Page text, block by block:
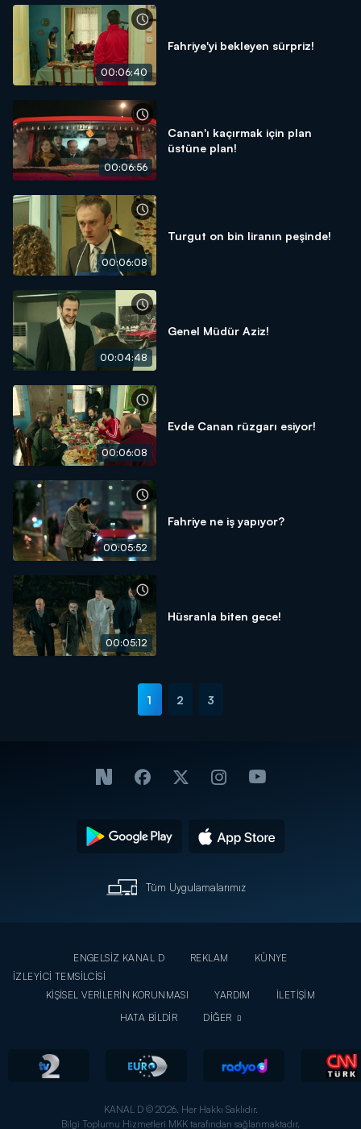
00:06:40
Fahriye'yi bekleyen sürpriz!
00:06:56
Canan'ı kaçırmak için plan
üstüne plan!
00:06:08
Turgut on bin liranın peşinde!
00:04:48
Genel Müdür Aziz!
00:06:08
Evde Canan rüzgarı esiyor!
00:05:52
Fahriye ne iş yapıyor?
00:05:12
Hüsranla biten gece!
1 2 3
Tüm Uygulamalarımız
ENGELSİZ KANAL D REKLAM
KÜNYE
İZLEYİCİ TEMSİLCİSİ
KİŞİSEL VERİLERİN KORUNMASI
YARDIM
İLETİŞİM
HATA BİLDİR
DİĞER
KANAL D © 2026. Her Hakkı Saklıdır.
Bilgi Toplumu Hizmetleri MKK tarafından sağlanmaktadır.